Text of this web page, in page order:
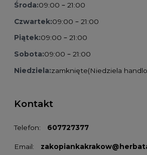
Środa:09:00 – 21:00
Czwartek:09:00 – 21:00
Piątek:09:00 – 21:00
Sobota:09:00 – 21:00
Niedziela:zamknięte(Niedziela
Kontakt
Telefon: 607727377
Email: